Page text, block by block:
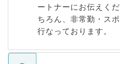
ートナーにお伝えく
ちろん、非常勤・ス
行なっております。